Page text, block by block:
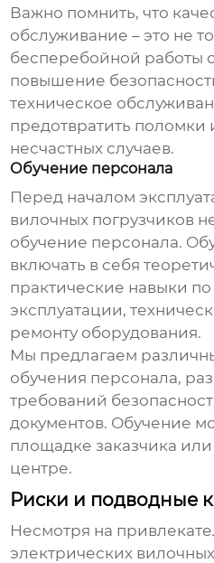
Важно помнить, что
обслуживание – это не
бесперебойной работы
повышение
техническое
предотвратить поломки
несчастных случаев.
Обучение персонала
Перед началом
вилочных погрузчиков
обучение персонала.
включать в себя
практические навыки
эксплуатации,
ремонту оборудования.
Мы предлагаем
обучения персонала,
требований
документов. Обучение
площадке заказчика
центре.
Риски и подводные
Несмотря на
электрических